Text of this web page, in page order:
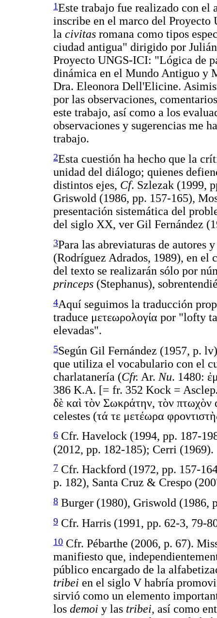
1Este trabajo fue realizado con el
inscribe en el marco del
la civitas romana como tipos
ciudad antigua" dirigido por
Proyecto UNGS-ICI: "Lógica de
dinámica en el Mundo Antiguo y
Dra. Eleonora Dell'Elicine.
por las observaciones,
este trabajo, así como a los
observaciones y sugerencias me
trabajo.
2Esta cuestión ha hecho que la
unidad del diálogo; quienes
distintos ejes, Cf. Szlezak (1999,
Griswold (1986, pp. 157-165),
presentación sistemática del
del siglo XX, ver Gil Fernández
3Para las abreviaturas de autores
(Rodríguez Adrados, 1989), en el
del texto se realizarán sólo por
princeps (Stephanus),
4Aquí seguimos la traducción
traduce μετεωρολογία por "lofty
elevadas".
5Según Gil Fernández (1957, p.
que utiliza el vocabulario con el
charlatanería (Cfr. Ar. Nu. 1480:
386 K.A. [= fr. 352 Kock = Asclep
δὲ καὶ τὸν Σωκράτην, τὸν
celestes (τά τε μετέωρα
6 Cfr. Havelock (1994, pp. 187-
(2012, pp. 182-185); Cerri (1969).
7 Cfr. Hackford (1972, pp. 157-
p. 182), Santa Cruz & Crespo
8 Burger (1980), Griswold (1986,
9 Cfr. Harris (1991, pp. 62-3, 79-
10 Cfr. Pébarthe (2006, p. 67).
manifiesto que,
público encargado de la
tribei en el siglo V habría
sirvió como un elemento
los demoi y las tribei, así como